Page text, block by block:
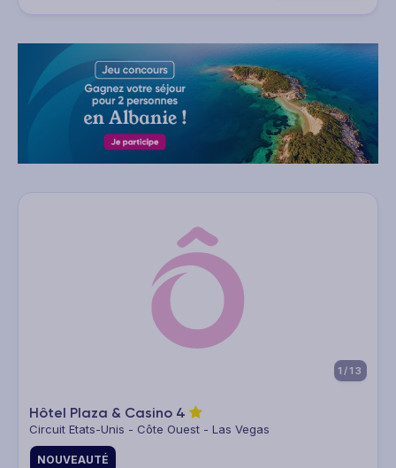
1/13
Hôtel Plaza & Casino 4
Circuit Etats-Unis - Côte Ouest - Las Vegas
NOUVEAUTÉ